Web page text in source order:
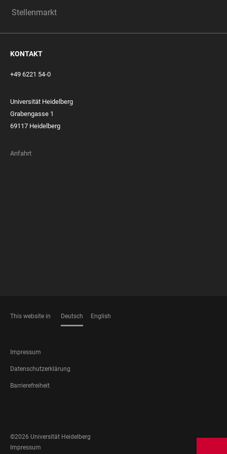
Stellenmarkt
KONTAKT
+49 6221 54-0
Universität Heidelberg
Grabengasse 1
69117 Heidelberg
Anfahrt
This website in Deutsch English
FOOTER
LEGAL
Impressum
Datenschutzerklärung
Barrierefreiheit
MEDIA
©2026 Universität Heidelberg
FOOTER
Impressum